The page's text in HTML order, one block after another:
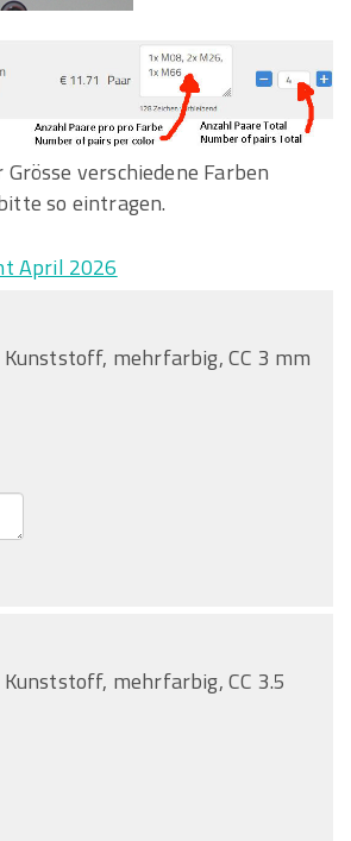
verschiedene Farben
so eintragen.
April 2026
Kunststoff, mehrfarbig, CC 3 mm
Kunststoff, mehrfarbig, CC 3.5